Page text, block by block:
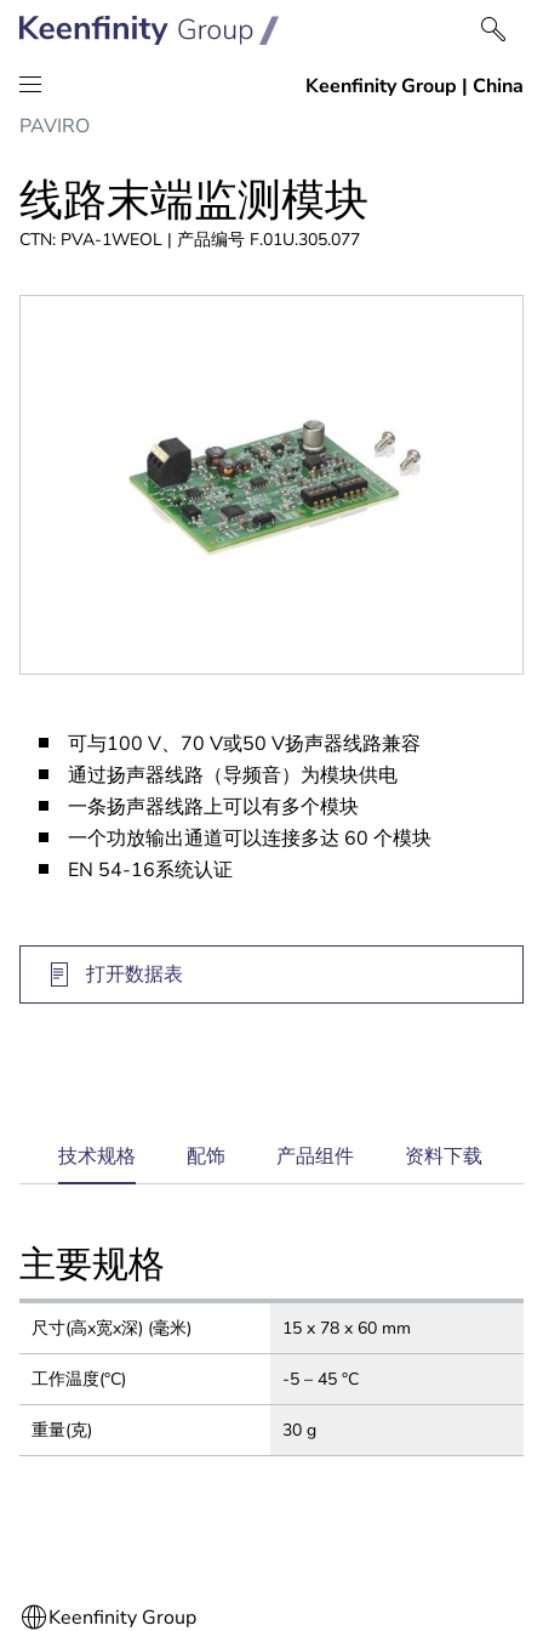
PAVIRO
线路末端监测模块
CTN: PVA-1WEOL | 产品编号 F.01U.305.077
可与100 V、70 V或50 V扬声器线路兼容
通过扬声器线路（导频音）为模块供电
一条扬声器线路上可以有多个模块
一个功放输出通道可以连接多达 60 个模块
EN 54-16系统认证
打开数据表
current
tab:
技术规格 配饰 产品组件 资料下载
主要规格
尺寸(高x宽x深) (毫米) 15 x 78 x 60 mm
工作温度(°C) -5 – 45 °C
重量(克) 30 g